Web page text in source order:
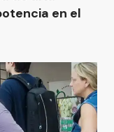
en el